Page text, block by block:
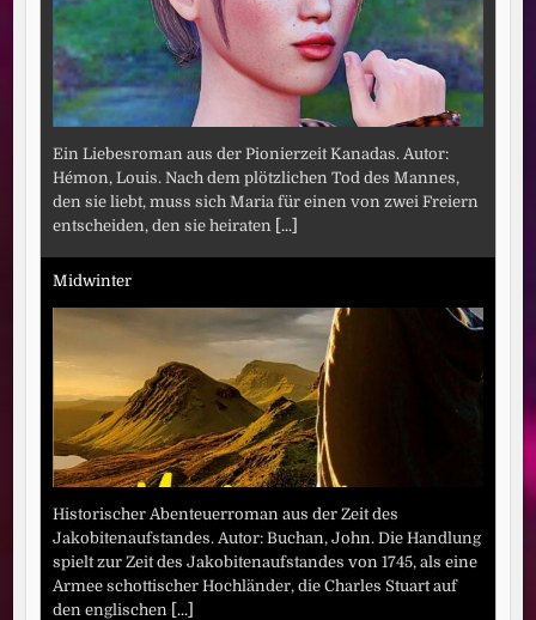
Ein Liebesroman aus der Pionierzeit Kanadas. Autor:
Hémon, Louis. Nach dem plötzlichen Tod des Mannes,
den sie liebt, muss sich Maria für einen von zwei Freiern
entscheiden, den sie heiraten [...]
Midwinter
Historischer Abenteuerroman aus der Zeit des
Jakobitenaufstandes. Autor: Buchan, John. Die Handlung
spielt zur Zeit des Jakobitenaufstandes von 1745, als eine
Armee schottischer Hochländer, die Charles Stuart auf
den englischen [...]